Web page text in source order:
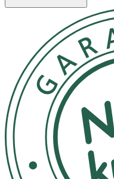
Förvaras mörkt och sval
OK för gravida och
Ingredienser:
Aqua (Water),
Stearate,
Caprylic/Capric
Cetearyl Alcohol,
Camelina Sativa Seed
(Fragrance), Mannitol,
Carbomer, Faex (Yeast)